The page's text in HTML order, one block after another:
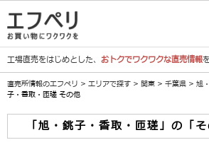
工場直売をはじめとした、 おトクでワクワクな直売情報
直売所情報のエフペリ > エリアで探す > 関東 > 千葉県 > 旭
子・香取・匝瑳 その他
「旭・銚子・香取・匝瑳」の「